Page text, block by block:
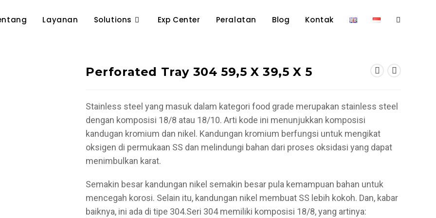
Layanan Solutions Exp Center Peralatan Blog Kontak Toggle
Perforated Tray 304 59,5 X 39,5 X 5
Stainless steel yang masuk dalam kategori food grade merupakan stainless steel
dengan komposisi 18/8 atau 18/10. Arti kode ini menunjukkan komposisi
kandugan kromium dan nikel. Kandungan kromium berfungsi untuk mengikat
oksigen di permukaan SS dan melindungi bahan dari proses oksidasi yang dapat
menimbulkan karat.
Semakin besar kandungan nikel semakin besar pula kemampuan bahan untuk
mencegah korosi. Selain itu, kandungan nikel membuat SS lebih kokoh. Dan, kabar
baiknya, ini ada di tipe 304.Seri 304 memiliki komposisi 18/8, yang artinya: